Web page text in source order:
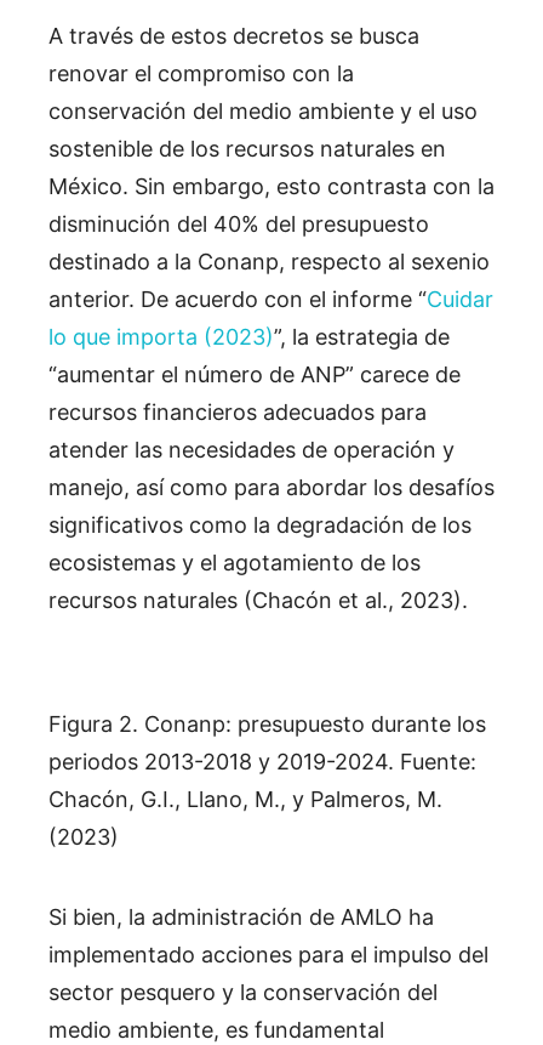
A través de estos decretos se busca
renovar el compromiso con la
conservación del medio ambiente y el uso
sostenible de los recursos naturales en
México. Sin embargo, esto contrasta con la
disminución del 40% del presupuesto
destinado a la Conanp, respecto al sexenio
anterior. De acuerdo con el informe “Cuidar
lo que importa (2023)”, la estrategia de
“aumentar el número de ANP” carece de
recursos financieros adecuados para
atender las necesidades de operación y
manejo, así como para abordar los desafíos
significativos como la degradación de los
ecosistemas y el agotamiento de los
recursos naturales (Chacón et al., 2023).
Figura 2. Conanp: presupuesto durante los
periodos 2013-2018 y 2019-2024. Fuente:
Chacón, G.I., Llano, M., y Palmeros, M.
(2023)
Si bien, la administración de AMLO ha
implementado acciones para el impulso del
sector pesquero y la conservación del
medio ambiente, es fundamental